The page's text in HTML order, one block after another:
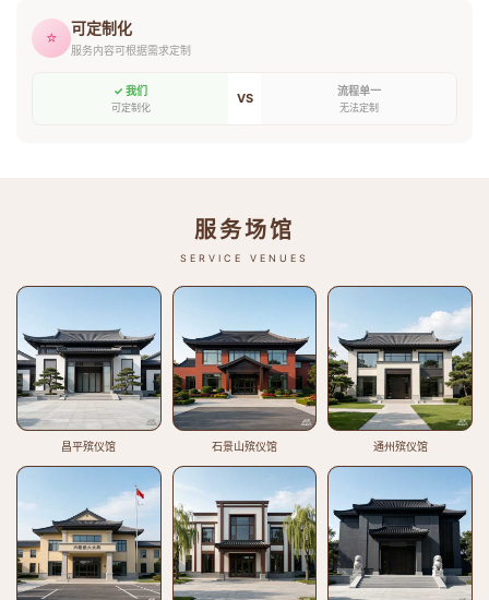
⭐ 可定制化
服务内容可根据需求定制
✓ 我们
可定制化
VS 流程单一
无法定制
服务场馆
SERVICE VENUES
昌平殡仪馆 石景山殡仪馆 通州殡仪馆